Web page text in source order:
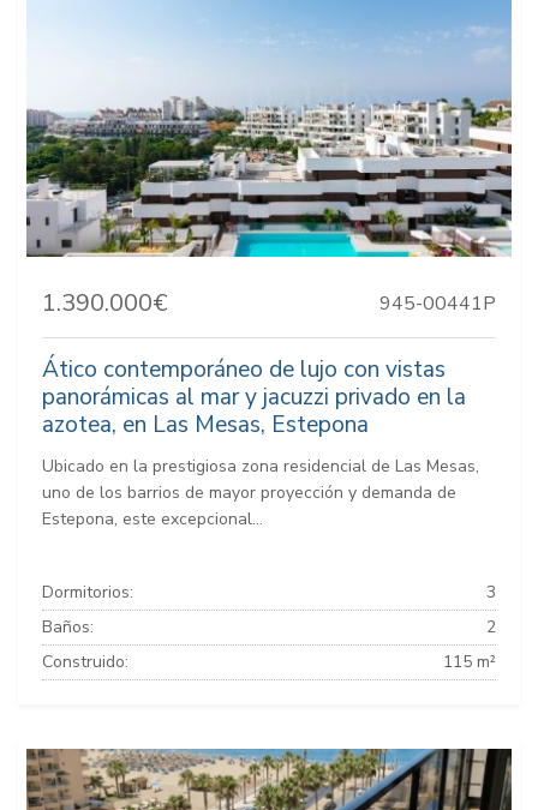
1.390.000€ 945-00441P
Ático contemporáneo de lujo con vistas
panorámicas al mar y jacuzzi privado en la
azotea, en Las Mesas, Estepona
Ubicado en la prestigiosa zona residencial de Las Mesas,
uno de los barrios de mayor proyección y demanda de
Estepona, este excepcional...
Dormitorios:
3
Baños:
2
Construido:
115 m²